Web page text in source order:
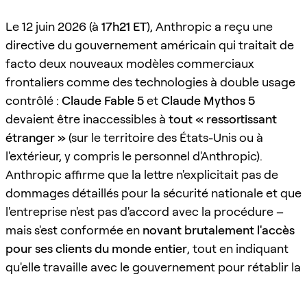
Le 12 juin 2026 (à 17h21 ET), Anthropic a reçu une
directive du gouvernement américain qui traitait de
facto deux nouveaux modèles commerciaux
frontaliers comme des technologies à double usage
contrôlé : Claude Fable 5etClaude Mythos 5
devaient être inaccessibles à tout « ressortissant
étranger »(sur le territoire des États-Unis ou à
l'extérieur, y compris le personnel d'Anthropic).
Anthropic affirme que la lettre n'explicitait pas de
dommages détaillés pour la sécurité nationale et que
l'entreprise n'est pas d'accord avec la procédure –
mais s'est conformée en novant brutalement l'accès
pour ses clients du monde entier, tout en indiquant
qu'elle travaille avec le gouvernement pour rétablir la